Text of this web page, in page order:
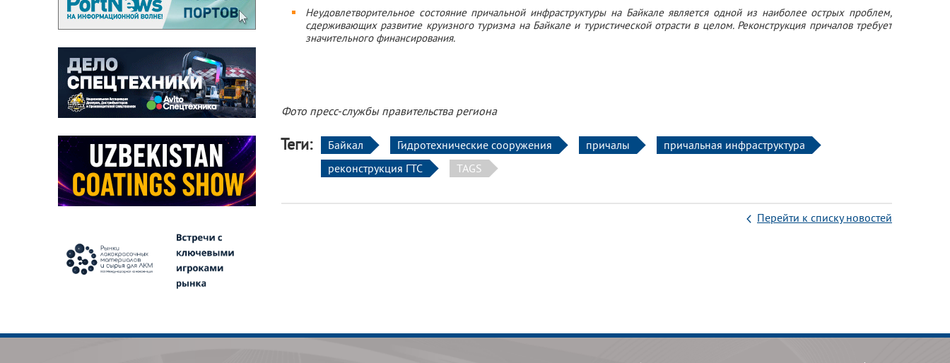
Неудовлетворительное состояние причальной инфраструктуры на Байкале является одной из наиболее острых проблем,
сдерживающих развитие круизного туризма на Байкале и туристической отрасти в целом. Реконструкция причалов требует
значительного финансирования.
Фото пресс-службы правительства региона
Теги: Байкал Гидротехнические сооружения причалы
причальная инфраструктура
реконструкция ГТС
TAGS
Перейти к списку новостей